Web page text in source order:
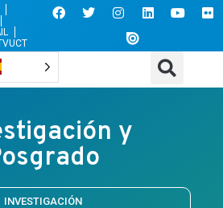
y
INVESTIGACIÓN